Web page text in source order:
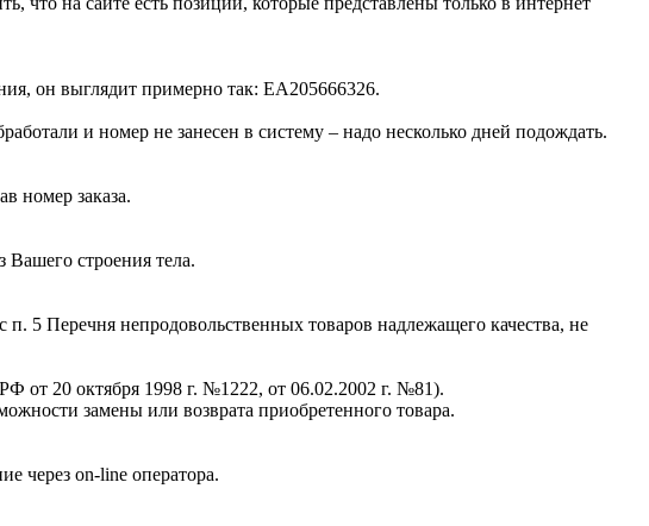
он выглядит примерно так: EA205666326.
и номер не занесен в систему – надо несколько дней подождать.
номер заказа.
строения тела.
5 Перечня непродовольственных товаров надлежащего качества, не
от 20 октября 1998 г. №1222, от 06.02.2002 г. №81).
замены или возврата приобретенного товара.
через on-line оператора.